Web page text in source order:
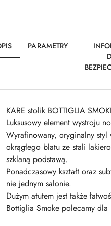
PARAMETRY
KARE stolik BOTTIGLIA
Luksusowy element wystroju
Wyrafinowany, oryginalny styl
okrągłego blatu ze stali
szklaną podstawą.
Ponadczasowy kształt oraz
nie jednym salonie.
Dużym atutem jest także
Bottiglia Smoke polecamy dla